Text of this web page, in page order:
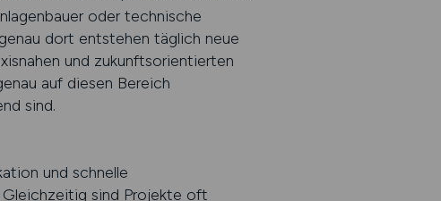
oder technische
dort entstehen täglich neue
und zukunftsorientierten
auf diesen Bereich
sind.
und schnelle
sind Projekte oft